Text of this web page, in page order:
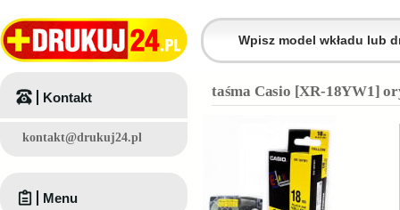
taśma Casio [XR-18YW1]
Kontakt
kontakt@drukuj24.pl
Menu